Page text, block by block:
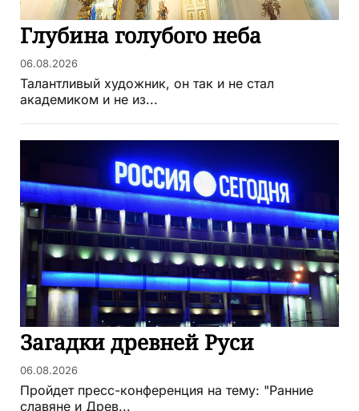
Глубина голубого неба
06.08.2026
Талантливый художник, он так и не стал
академиком и не из...
Загадки древней Руси
06.08.2026
Пройдет пресс-конференция на тему: "Ранние
славяне и Древ...